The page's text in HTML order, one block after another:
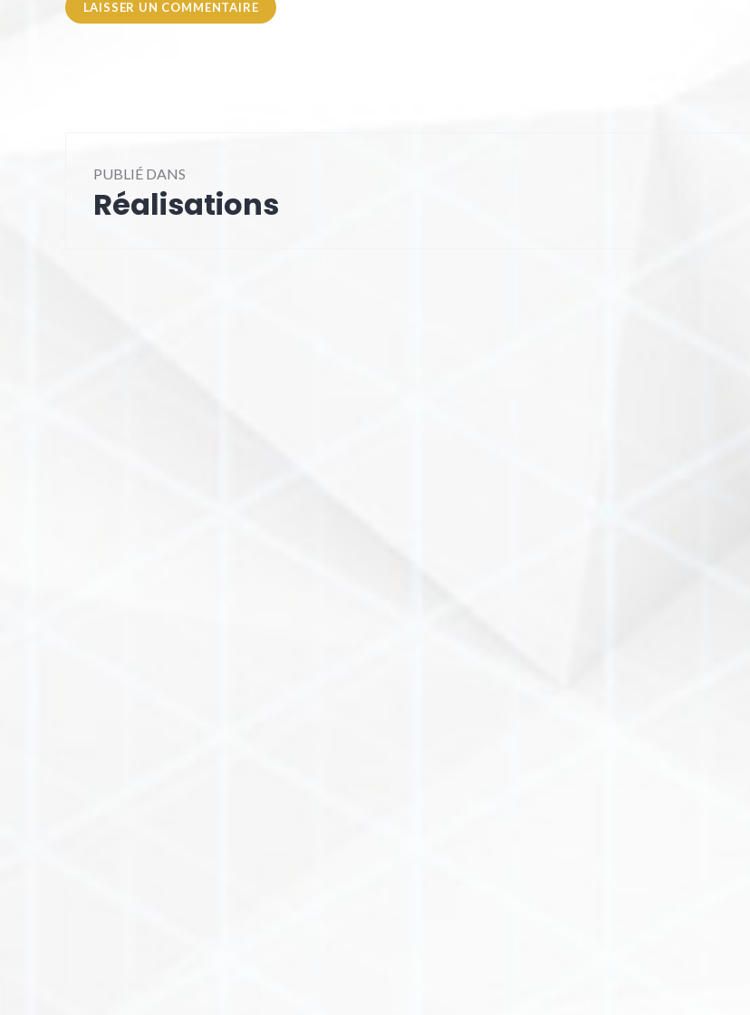
de
PUBLIÉ DANS
Réalisations